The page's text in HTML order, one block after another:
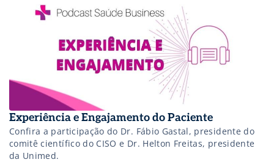
Experiência e Engajamento do Paciente
Confira a participação do Dr. Fábio Gastal, presidente do
comitê científico do CISO e Dr. Helton Freitas, presidente
da Unimed.